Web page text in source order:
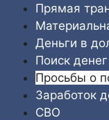
Перейти
содержимому
Прямая
Деньги в
Поиск денег
Просьбы о
Заработок
СВО